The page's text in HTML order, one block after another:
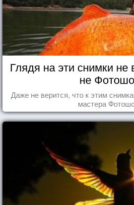
Глядя на эти снимки не
не
Даже не верится, что к этим
мастера